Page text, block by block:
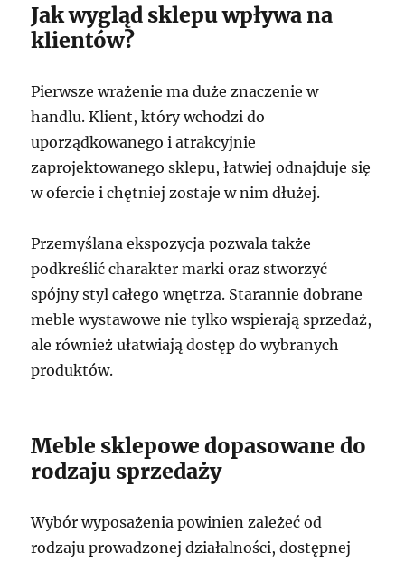
Jak wygląd sklepu wpływa na
klientów?
Pierwsze wrażenie ma duże znaczenie w
handlu. Klient, który wchodzi do
uporządkowanego i atrakcyjnie
zaprojektowanego sklepu, łatwiej odnajduje się
w ofercie i chętniej zostaje w nim dłużej.
Przemyślana ekspozycja pozwala także
podkreślić charakter marki oraz stworzyć
spójny styl całego wnętrza. Starannie dobrane
meble wystawowe nie tylko wspierają sprzedaż,
ale również ułatwiają dostęp do wybranych
produktów.
Meble sklepowe dopasowane do
rodzaju sprzedaży
Wybór wyposażenia powinien zależeć od
rodzaju prowadzonej działalności, dostępnej